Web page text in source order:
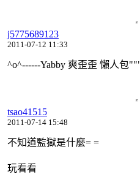
j5775689123
2011-07-12 11:33
^o^------Yabby 爽歪歪 懶人包
tsao41515
2011-07-14 15:48
不知道監獄是什麼= =
玩看看